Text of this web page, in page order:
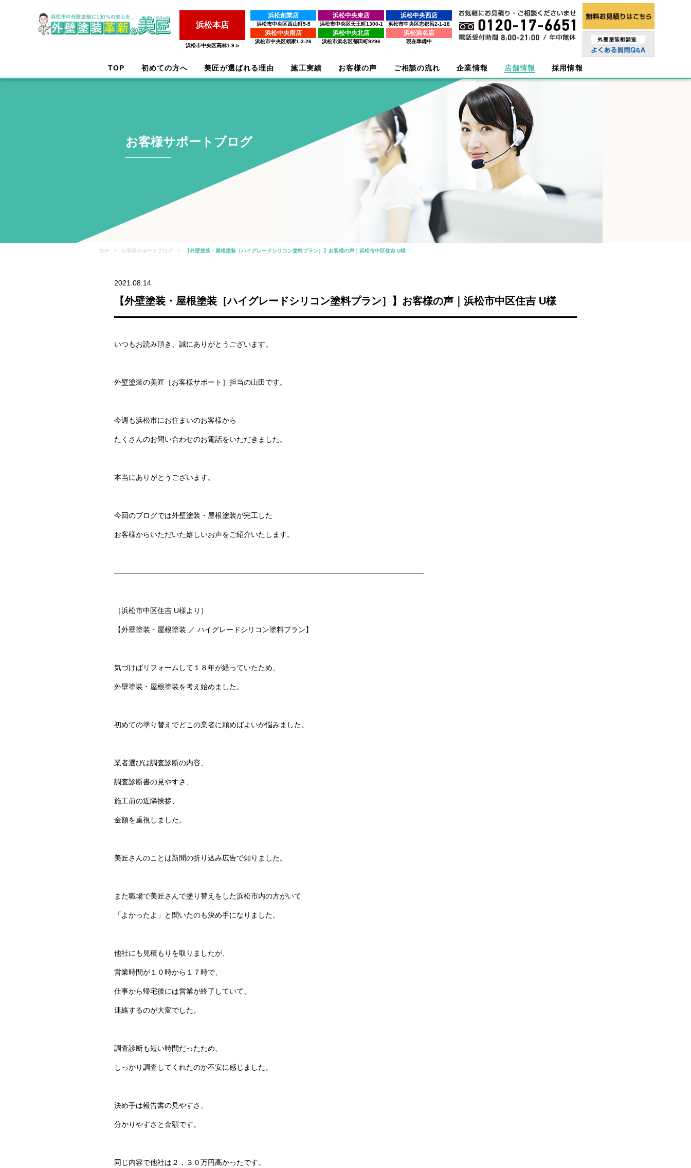
浜松本店
浜松市中央区高林1-9-5
浜松創業店
浜松市中央区西山町5-5
浜松中央東店
浜松市中央区天王町1300-1
浜松中央西店
浜松市中央区志都呂2-1-18
浜松中央南店
浜松市中央区領家1-3-26
浜松中央北店
浜松市浜名区都田町9296
浜松浜名店
現在準備中
TOP 初めての方へ 美匠が選ばれる理由 施工実績 お客様の声 ご相談の流れ 企業情報 店舗情報 採用情報
お客様サポートブログ
TOP / お客様サポートブログ / 【外壁塗装・屋根塗装［ハイグレードシリコン塗料プラン］】お客様の声｜浜松市中区住吉 U様
2021.08.14
【外壁塗装・屋根塗装［ハイグレードシリコン塗料プラン］】お客様の声｜浜松市中区住吉 U様
いつもお読み頂き、誠にありがとうございます。
外壁塗装の美匠［お客様サポート］担当の山田です。
今週も浜松市にお住まいのお客様から
たくさんのお問い合わせのお電話をいただきました。
本当にありがとうございます。
今回のブログでは外壁塗装・屋根塗装が完工した
お客様からいただいた嬉しいお声をご紹介いたします。
———————————————————————————————————————————
［浜松市中区住吉 U様より］
【外壁塗装・屋根塗装 ／ ハイグレードシリコン塗料プラン】
気づけばリフォームして１８年が経っていたため、
外壁塗装・屋根塗装を考え始めました。
初めての塗り替えでどこの業者に頼めばよいか悩みました。
業者選びは調査診断の内容、
調査診断書の見やすさ、
施工前の近隣挨拶、
金額を重視しました。
美匠さんのことは新聞の折り込み広告で知りました。
また職場で美匠さんで塗り替えをした浜松市内の方がいて
「よかったよ」と聞いたのも決め手になりました。
他社にも見積もりを取りましたが、
営業時間が１０時から１７時で、
仕事から帰宅後には営業が終了していて、
連絡するのが大変でした。
調査診断も短い時間だったため、
しっかり調査してくれたのか不安に感じました。
決め手は報告書の見やすさ、
分かりやすさと金額です。
同じ内容で他社は２，３０万円高かったです。